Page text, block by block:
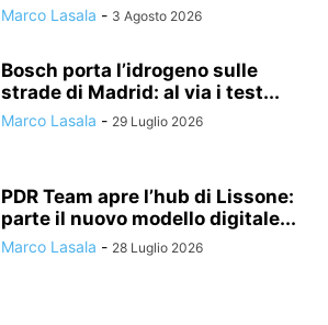
Marco Lasala - 3 Agosto 2026
Bosch porta l’idrogeno sulle
strade di Madrid: al via i test...
Marco Lasala - 29 Luglio 2026
PDR Team apre l’hub di Lissone:
parte il nuovo modello digitale...
Marco Lasala - 28 Luglio 2026